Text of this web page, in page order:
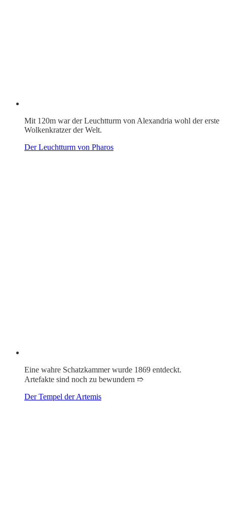
Mit 120m war der Leuchtturm von Alexandria wohl der erste
Wolkenkratzer der Welt.
Der Leuchtturm von Pharos
Eine wahre Schatzkammer wurde 1869 entdeckt.
Artefakte sind noch zu bewundern ➱
Der Tempel der Artemis